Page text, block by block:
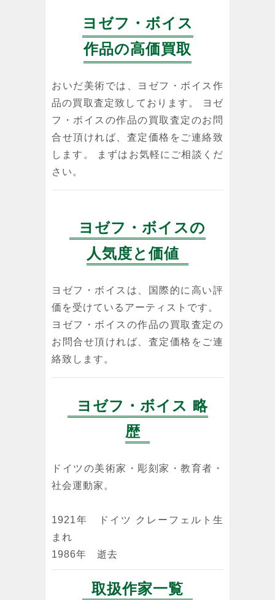
ヨゼフ・ボイス
作品の高価買取
おいだ美術では、ヨゼフ・ボイス作
品の買取査定致しております。 ヨゼ
フ・ボイスの作品の買取査定のお問
合せ頂ければ、査定価格をご連絡致
します。 まずはお気軽にご相談くだ
さい。
ヨゼフ・ボイスの
人気度と価値
ヨゼフ・ボイスは、国際的に高い評
価を受けているアーティストです。
ヨゼフ・ボイスの作品の買取査定の
お問合せ頂ければ、査定価格をご連
絡致します。
ヨゼフ・ボイス 略
歴
ドイツの美術家・彫刻家・教育者・
社会運動家。
1921年 ドイツ クレーフェルト生
まれ
1986年 逝去
取扱作家一覧